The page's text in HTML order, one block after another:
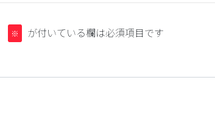
※ が付いている欄は必須項目です